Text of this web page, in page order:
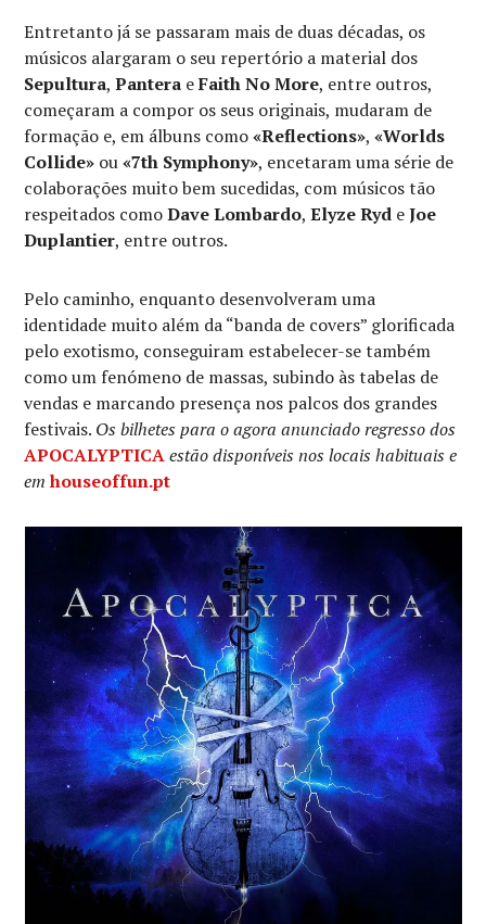
Entretanto já se passaram mais de duas décadas, os
músicos alargaram o seu repertório a material dos
Sepultura,Pantera eFaith No More, entre outros,
começaram a compor os seus originais, mudaram de
formação e, em álbuns como«Reflections»,«Worlds
Collide» ou«7th Symphony», encetaram uma série de
colaborações muito bem sucedidas, com músicos tão
respeitados comoDave Lombardo,Elyze Ryd eJoe
Duplantier, entre outros.
Pelo caminho, enquanto desenvolveram uma
identidade muito além da “banda de covers” glorificada
pelo exotismo, conseguiram estabelecer-se também
como um fenómeno de massas, subindo às tabelas de
vendas e marcando presença nos palcos dos grandes
festivais. Os bilhetes para o agora anunciado regresso dos
APOCALYPTICAestão disponíveis nos locais habituais e
emhouseoffun.pt